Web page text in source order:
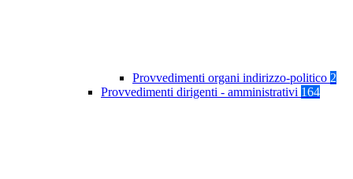
Provvedimenti organi indirizzo-politico 2
Provvedimenti dirigenti - amministrativi 164